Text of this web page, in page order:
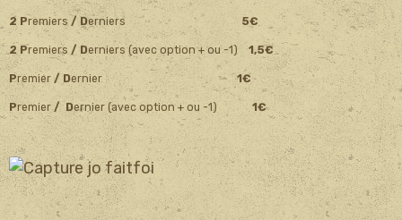
2 Premiers / Derniers 5€
2 Premiers / Derniers (avec option + ou -1) 1,5€
Premier / Dernier 1€
Premier / Dernier (avec option + ou -1) 1€